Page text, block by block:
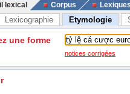
lexical Corpus
Lexicographie Etymologie
une forme
notices corrigées